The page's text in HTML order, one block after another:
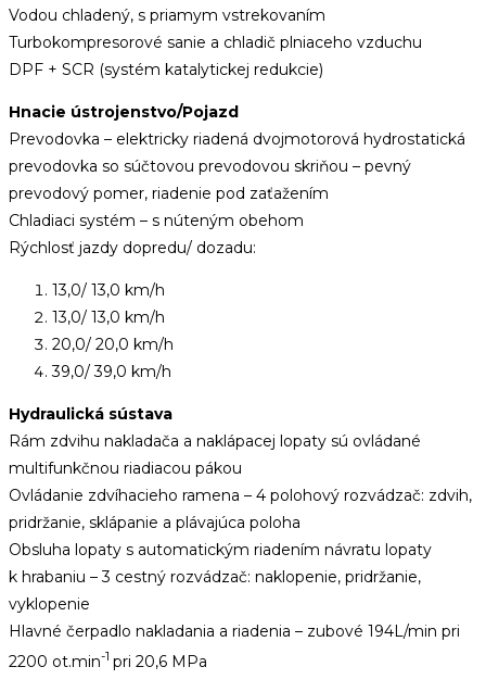
Vodou chladený, s priamym vstrekovaním
Turbokompresorové sanie a chladič plniaceho vzduchu
DPF + SCR (systém katalytickej redukcie)
Hnacie ústrojenstvo/Pojazd
Prevodovka – elektricky riadená dvojmotorová hydrostatická
prevodovka so súčtovou prevodovou skriňou – pevný
prevodový pomer, riadenie pod zaťažením
Chladiaci systém – s núteným obehom
Rýchlosť jazdy dopredu/ dozadu:
13,0/ 13,0 km/h
13,0/ 13,0 km/h
20,0/ 20,0 km/h
39,0/ 39,0 km/h
Hydraulická sústava
Rám zdvihu nakladača a naklápacej lopaty sú ovládané
multifunkčnou riadiacou pákou
Ovládanie zdvíhacieho ramena – 4 polohový rozvádzač: zdvih,
pridržanie, sklápanie a plávajúca poloha
Obsluha lopaty s automatickým riadením návratu lopaty
k hrabaniu – 3 cestný rozvádzač: naklopenie, pridržanie,
vyklopenie
Hlavné čerpadlo nakladania a riadenia – zubové 194L/min pri
2200 ot.min-1 pri 20,6 MPa